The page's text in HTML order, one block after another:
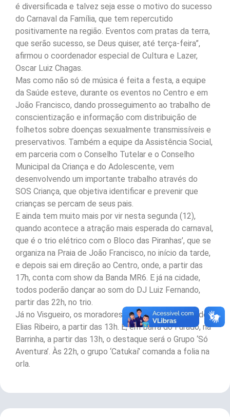
é diversificada e talvez seja esse o motivo do sucesso
do Carnaval da Família, que tem repercutido
positivamente na região. Eventos com pratas da terra,
que serão sucesso, se Deus quiser, até terça-feira”,
afirmou o coordenador especial de Cultura e Lazer,
Oscar Luiz Chagas.
Mas como não só de música é feita a festa, a equipe
da Saúde esteve, durante os eventos no Centro e em
João Francisco, dando prosseguimento ao trabalho de
conscientização e informação com distribuição de
folhetos sobre doenças sexualmente transmissíveis e
preservativos. Também a equipe da Assistência Social,
em parceria com o Conselho Tutelar e o Conselho
Municipal da Criança e do Adolescente, vem
desenvolvendo um importante trabalho através do
SOS Criança, que objetiva identificar e prevenir que
crianças se percam de seus pais.
E ainda tem muito mais por vir nesta segunda (12),
quando acontece a atração mais esperada do carnaval,
que é o trio elétrico com o Bloco das Piranhas’, que se
organiza na Praia de João Francisco, no início da tarde,
e depois sai em direção ao Centro, onde, a partir das
17h, conta com show da Banda MR6. E já na cidade,
todos poderão dançar ao som do DJ Luiz Fernando,
partir das 22h, no trio.
Já no Visgueiro, os moradores poderão curtir show de
Elias Ribeiro, a partir das 13h. E, em Barra do Furado, na
Barrinha, a partir das 13h, o destaque será o Grupo ‘Só
Aventura’. Às 22h, o grupo ‘Catukaí’ comanda a folia na
orla.